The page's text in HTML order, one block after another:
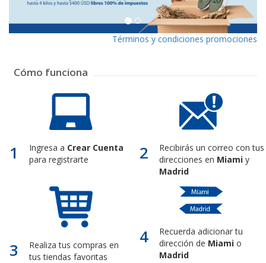
Términos y condiciones promociones
Cómo funciona
1 Ingresa a Crear Cuenta
para registrarte
2
Recibirás un correo con tus
direcciones en Miamiy
Madrid
3
Realiza tus compras en
tus tiendas favoritas
4
Recuerda adicionar tu
dirección de Miamio
Madrid